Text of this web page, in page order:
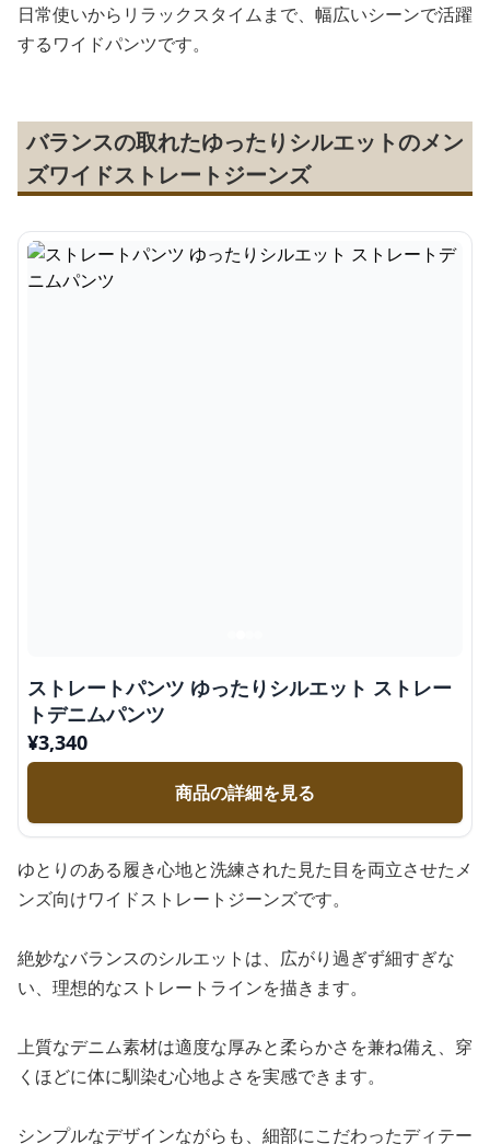
日常使いからリラックスタイムまで、幅広いシーンで活躍
するワイドパンツです。
バランスの取れたゆったりシルエットのメン
ズワイドストレートジーンズ
ストレートパンツ ゆったりシルエット ストレー
トデニムパンツ
¥3,340
商品の詳細を見る
ゆとりのある履き心地と洗練された見た目を両立させたメ
ンズ向けワイドストレートジーンズです。
絶妙なバランスのシルエットは、広がり過ぎず細すぎな
い、理想的なストレートラインを描きます。
上質なデニム素材は適度な厚みと柔らかさを兼ね備え、穿
くほどに体に馴染む心地よさを実感できます。
シンプルなデザインながらも、細部にこだわったディテー